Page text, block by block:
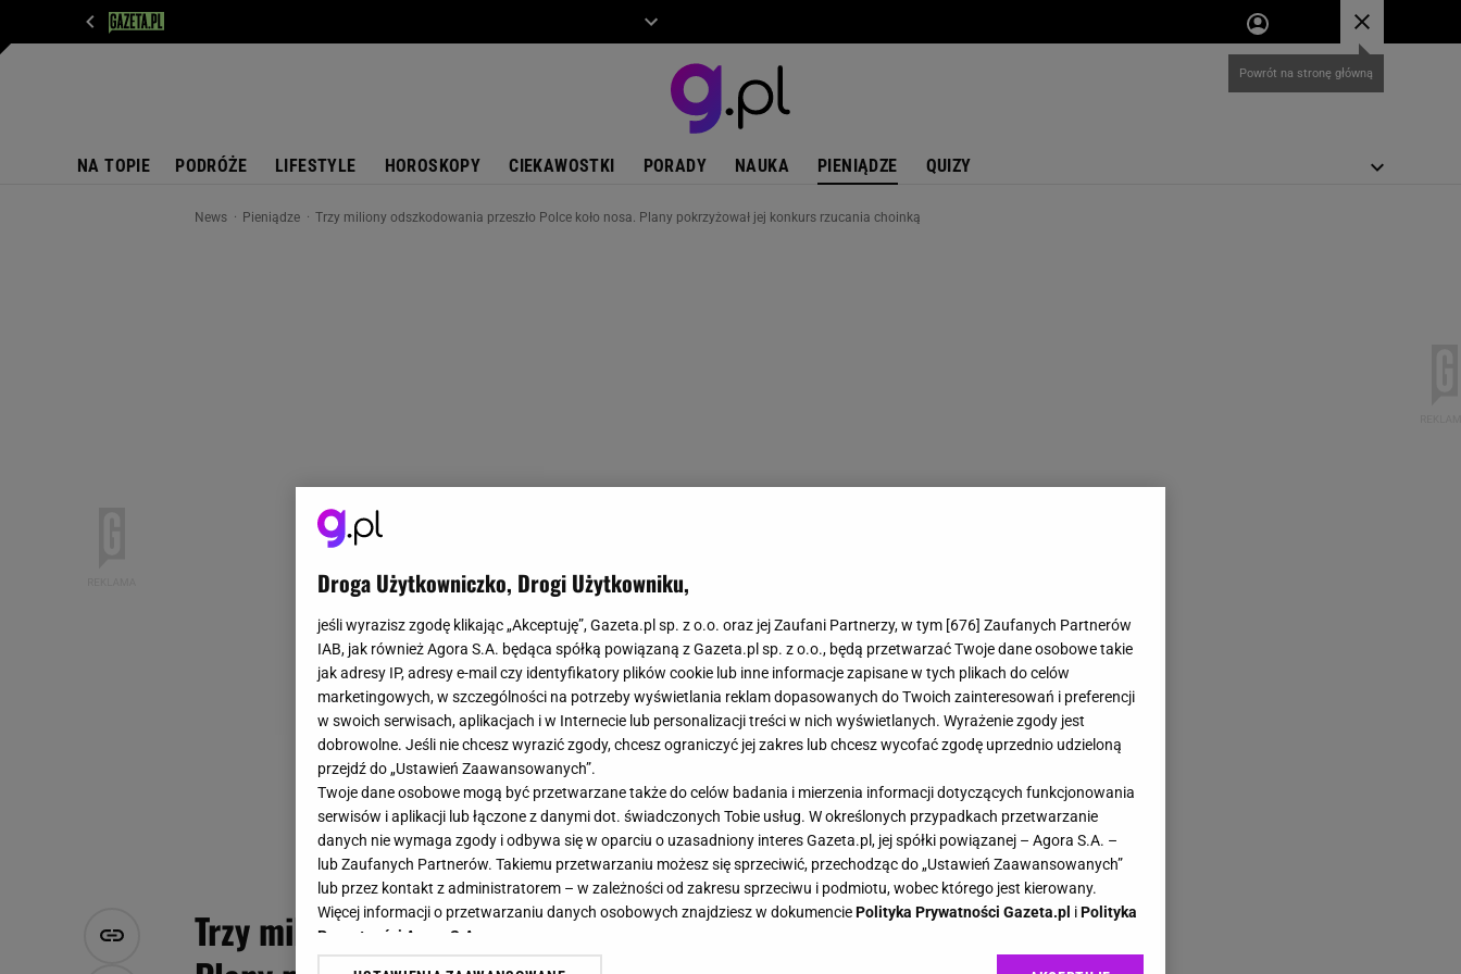
NA TOPIE PODRÓŻE LIFESTYLE HOROSKOPY CIEKAWOSTKI PORADY NAUKA PIENIĄDZE QUIZY
News Pieniądze Trzy miliony odszkodowania przeszło Polce koło nosa. Plany pokrzyżował jej konkurs rzucania choinką
Trzy miliony odszkodowania przeszło Polce koło nosa.
Droga Użytkowniczko, Drogi Użytkowniku,
jeśli wyrazisz zgodę klikając „Akceptuję”, Gazeta.pl sp. z o.o. oraz jej Zaufani Partnerzy, w tym [676] Zaufanych Partnerów
IAB, jak również Agora S.A. będąca spółką powiązaną z Gazeta.pl sp. z o.o., będą przetwarzać Twoje dane osobowe takie
jak adresy IP, adresy e-mail czy identyfikatory plików cookie lub inne informacje zapisane w tych plikach do celów
marketingowych, w szczególności na potrzeby wyświetlania reklam dopasowanych do Twoich zainteresowań i preferencji
w swoich serwisach, aplikacjach i w Internecie lub personalizacji treści w nich wyświetlanych. Wyrażenie zgody jest
dobrowolne. Jeśli nie chcesz wyrazić zgody, chcesz ograniczyć jej zakres lub chcesz wycofać zgodę uprzednio udzieloną
przejdź do „Ustawień Zaawansowanych”.
Twoje dane osobowe mogą być przetwarzane także do celów badania i mierzenia informacji dotyczących funkcjonowania
serwisów i aplikacji lub łączone z danymi dot. świadczonych Tobie usług. W określonych przypadkach przetwarzanie
danych nie wymaga zgody i odbywa się w oparciu o uzasadniony interes Gazeta.pl, jej spółki powiązanej – Agora S.A. –
lub Zaufanych Partnerów. Takiemu przetwarzaniu możesz się sprzeciwić, przechodząc do „Ustawień Zaawansowanych”
lub przez kontakt z administratorem – w zależności od zakresu sprzeciwu i podmiotu, wobec którego jest kierowany.
Więcej informacji o przetwarzaniu danych osobowych znajdziesz w dokumenciePolityka Prywatności Gazeta.pl iPolityka
Prywatności Agora S.A.